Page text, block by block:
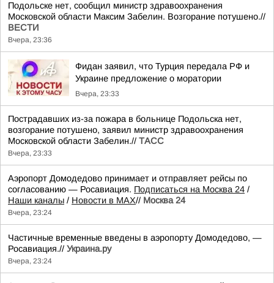
Подольске нет, сообщил министр здравоохранения
Московской области Максим Забелин. Возгорание потушено.//
ВЕСТИ
Вчера, 23:36
Фидан заявил, что Турция передала РФ и
Украине предложение о моратории
Вчера, 23:33
Пострадавших из-за пожара в больнице Подольска нет,
возгорание потушено, заявил министр здравоохранения
Московской области Забелин.// ТАСС
Вчера, 23:33
Аэропорт Домодедово принимает и отправляет рейсы по
согласованию — Росавиация. Подписаться на Москва 24 /
Наши каналы / Новости в MAX// Москва 24
Вчера, 23:24
Частичные временные введены в аэропорту Домодедово, —
Росавиация.// Украина.ру
Вчера, 23:24